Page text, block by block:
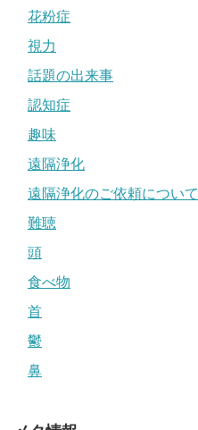
花粉症
視力
話題の出来事
認知症
趣味
遠隔浄化
遠隔浄化のご依頼について
難聴
頭
食べ物
首
鬱
鼻